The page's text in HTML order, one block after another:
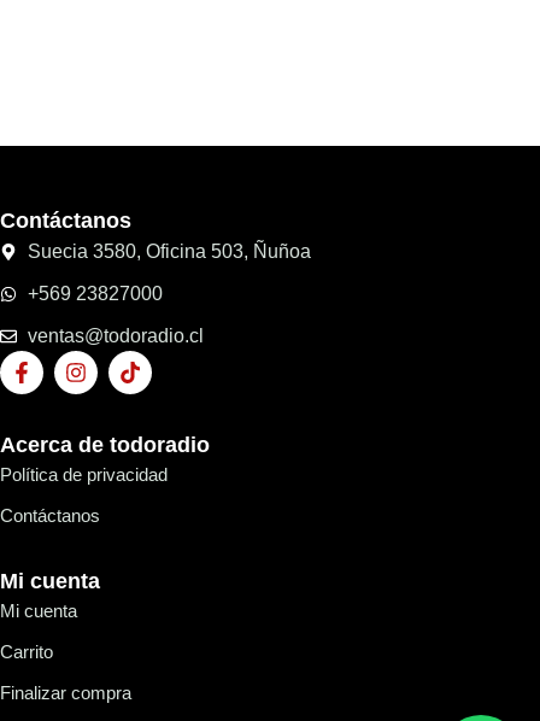
Contáctanos
Suecia 3580, Oficina 503, Ñuñoa
+569 23827000
ventas@todoradio.cl
Acerca de todoradio
Política de privacidad
Contáctanos
Mi cuenta
Mi cuenta
Carrito
Finalizar compra